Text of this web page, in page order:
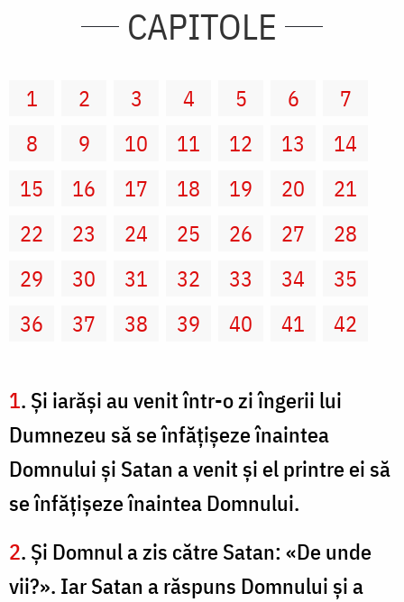
CAPITOLE
1 2 3 4 5 6
7
8
9 10 11 12 13
14
15
16 17 18 19 20
21
22
23 24 25 26 27
28
29
30 31 32 33 34
35
36
37 38 39 40 41 42
1. Şi iarăşi au venit într-o zi îngerii lui
Dumnezeu să se înfăţişeze înaintea
Domnului şi Satan a venit şi el printre ei să
se înfăţişeze înaintea Domnului.
2. Şi Domnul a zis către Satan: «De unde
vii?». Iar Satan a răspuns Domnului şi a